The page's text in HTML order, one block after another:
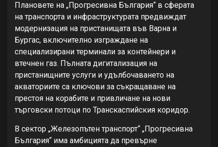
Плановете на „Прогресивна България“ в сферата
на транспорта и инфраструктурата предвиждат
модернизация на пристанищата във Варна и
Бургас, включително изграждане на
специализирани терминали за контейнери и
втечнен газ. Пълната дигитализация на
пристанищните услуги и удълбочаването на
акваториите са ключови за съкращаване на
престоя на корабите и привличане на нови
търговски потоци по Транскаспийския коридор.
В сектор „Железопътен транспорт“ „Прогресивна
България“ има амбицията да превърне